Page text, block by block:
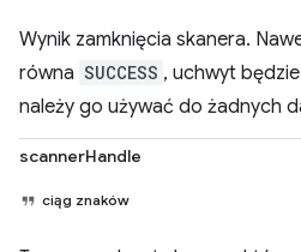
Wynik zamknięcia skanera.
równa SUCCESS , uchwyt
należy go używać do żadnych
scannerHandle
ciąg znaków